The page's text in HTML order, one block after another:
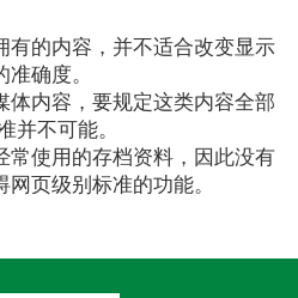
有的内容，并不适合改变显示
确度。
体内容，要规定这类内容全部
并不可能。
常使用的存档资料，因此没有
页级别标准的功能。